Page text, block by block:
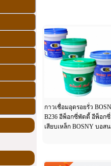
กาวเชื่อมอุดรอยรั่ว
B236 อีพ็อกซี่พัตตี้ อีพ็อกซี่
เสียบเหล็ก BOSNY บอสน